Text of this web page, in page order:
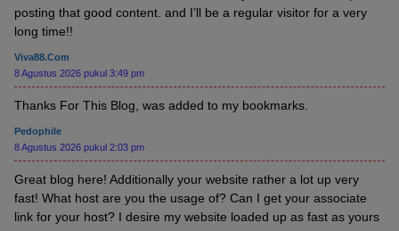
posting that good content. and I’ll be a regular visitor for a very
long time!!
Viva88.com
8 Agustus 2026 pukul 3:49 pm
Thanks For This Blog, was added to my bookmarks.
Pedophile
8 Agustus 2026 pukul 2:03 pm
Great blog here! Additionally your website rather a lot up very
fast! What host are you the usage of? Can I get your associate
link for your host? I desire my website loaded up as fast as yours